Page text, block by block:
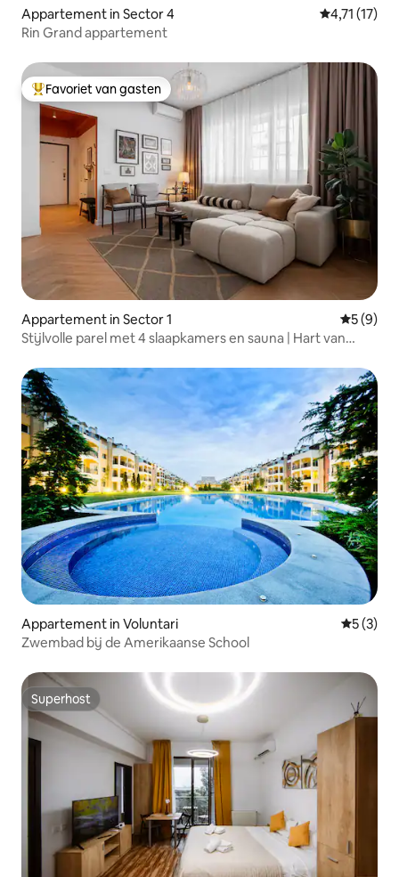
Appartement in Sector 4 Gemiddelde
4,71 (17)
Rin Grand appartement
Topfavoriet van gasten
Favoriet van gasten
Appartement in Sector 1
5 (9)
Stijlvolle parel met 4 slaapkamers en sauna | Hart van
Appartement in Voluntari
5 (3)
Zwembad bij de Amerikaanse School
Superhost
Superhost